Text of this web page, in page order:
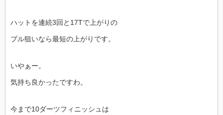
ハットを連続3回と17Tで上がりの
ブル狙いなら最短の上がりです。
いやぁー。
気持ち良かったですわ。
今まで10ダーツフィニッシュは